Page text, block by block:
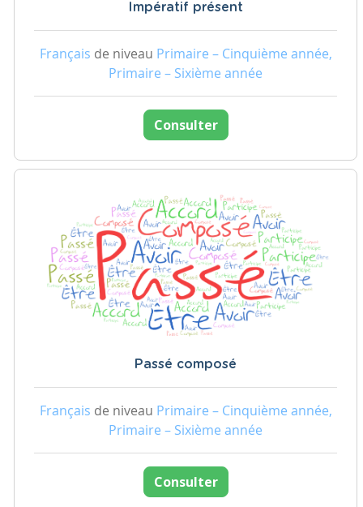
Impératif présent
Français de niveau Primaire – Cinquième année,
Primaire – Sixième année
Consulter
Passé composé
Français de niveau Primaire – Cinquième année,
Primaire – Sixième année
Consulter